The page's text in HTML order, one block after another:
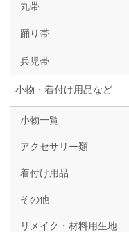
丸帯
踊り帯
兵児帯
小物・着付け用品など
小物一覧
アクセサリー類
着付け用品
その他
リメイク・材料用生地